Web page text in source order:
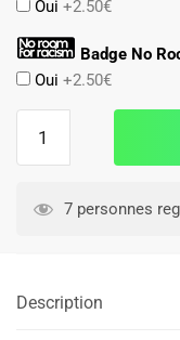
Oui +2.50€
Badge No
Oui +2.50€
Arsenal
Jesus
7 personnes
Description